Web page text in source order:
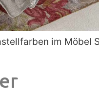
im Möbel